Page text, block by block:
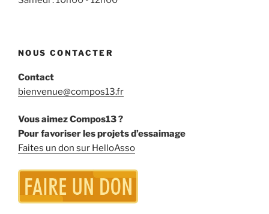
NOUS CONTACTER
Contact
bienvenue@compos13.fr
Vous aimez Compos13 ?
Pour favoriser les projets d’essaimage
Faites un don sur HelloAsso